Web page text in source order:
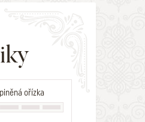
ořízka